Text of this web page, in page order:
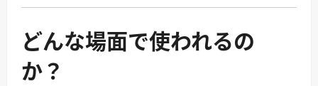
どんな場面で使われるの
か？